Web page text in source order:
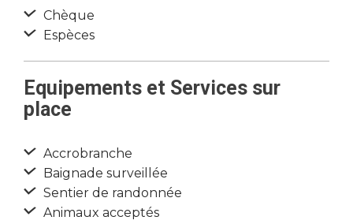
Chèque
Espèces
Equipements et Services sur
place
Accrobranche
Baignade surveillée
Sentier de randonnée
Animaux acceptés